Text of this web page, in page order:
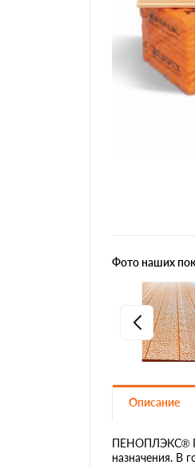
Фото наших
Описание
ПЕНОПЛЭКС®
назначения. В